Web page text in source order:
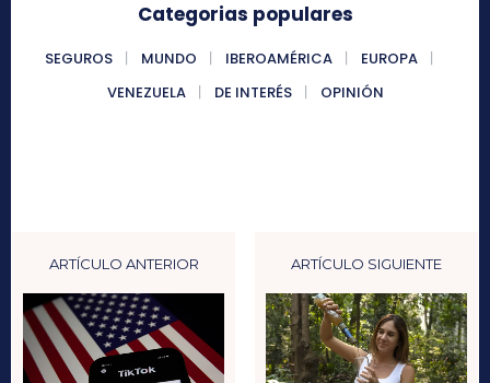
Categorias populares
SEGUROS MUNDO IBEROAMÉRICA
EUROPA
VENEZUELA
DE INTERÉS OPINIÓN
ARTÍCULO ANTERIOR ARTÍCULO SIGUIENTE